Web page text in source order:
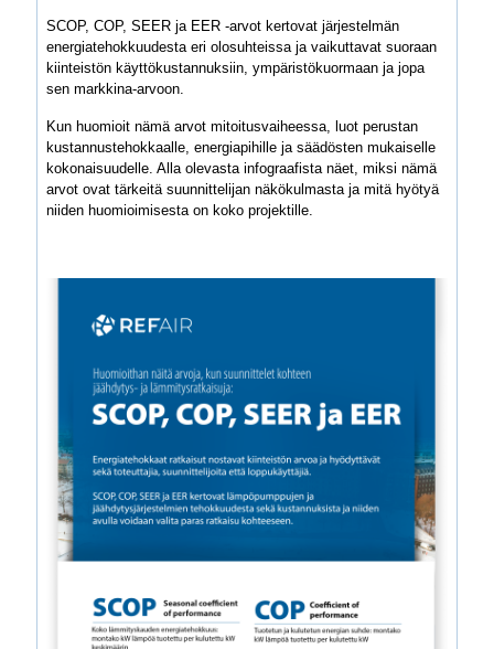
SCOP, COP, SEER ja EER -arvot kertovat järjestelmän
energiatehokkuudesta eri olosuhteissa ja vaikuttavat suoraan
kiinteistön käyttökustannuksiin, ympäristökuormaan ja jopa
sen markkina-arvoon.
Kun huomioit nämä arvot mitoitusvaiheessa, luot perustan
kustannustehokkaalle, energiapihille ja säädösten mukaiselle
kokonaisuudelle. Alla olevasta infograafista näet, miksi nämä
arvot ovat tärkeitä suunnittelijan näkökulmasta ja mitä hyötyä
niiden huomioimisesta on koko projektille.